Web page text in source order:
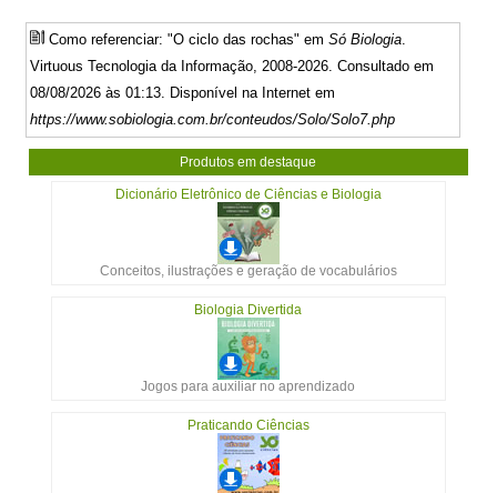
Como referenciar: "O ciclo das rochas" emSó Biologia.
Virtuous Tecnologia da Informação, 2008-2026. Consultado em
08/08/2026 às 01:13. Disponível na Internet em
https://www.sobiologia.com.br/conteudos/Solo/Solo7.php
Produtos em destaque
Dicionário Eletrônico de Ciências e Biologia
Conceitos, ilustrações e geração de vocabulários
Biologia Divertida
Jogos para auxiliar no aprendizado
Praticando Ciências